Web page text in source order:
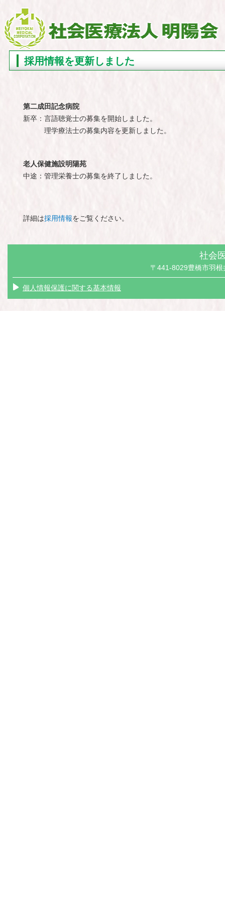
採用情報を更新しました
第二成田記念病院
新卒：言語聴覚士の募集を開始しました。
理学療法士の募集内容を更新しました。
老人保健施設明陽苑
中途：管理栄養士の募集を終了しました。
詳細は採用情報をご覧ください。
社会
〒441-8029豊橋市羽
個人情報保護に関する基本情報